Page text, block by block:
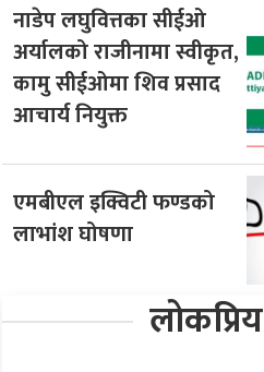
नाडेप लघुवित्तका सीईओ
अर्यालको राजीनामा स्वीकृत,
कामु सीईओमा शिव प्रसाद
आचार्य नियुक्त
एमबीएल इक्विटी फण्डको
लाभांश घोषणा
लोकप्रिय